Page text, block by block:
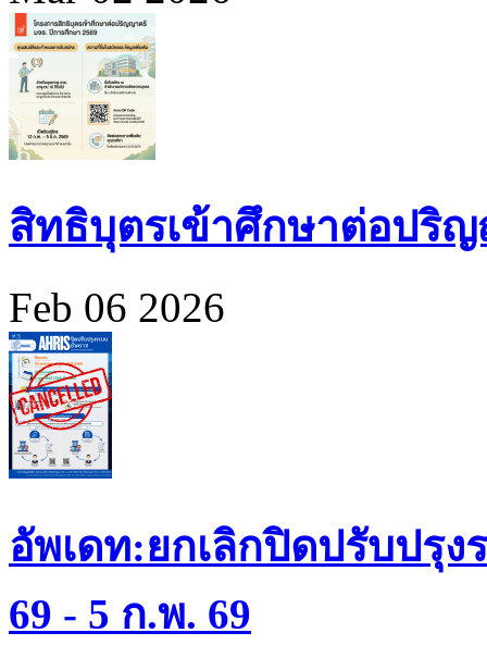
สิทธิบุตรเข้าศึกษาต่อปริญ
Feb 06 2026
อัพเดท:ยกเลิกปิดปรับปรุ
69 - 5 ก.พ. 69